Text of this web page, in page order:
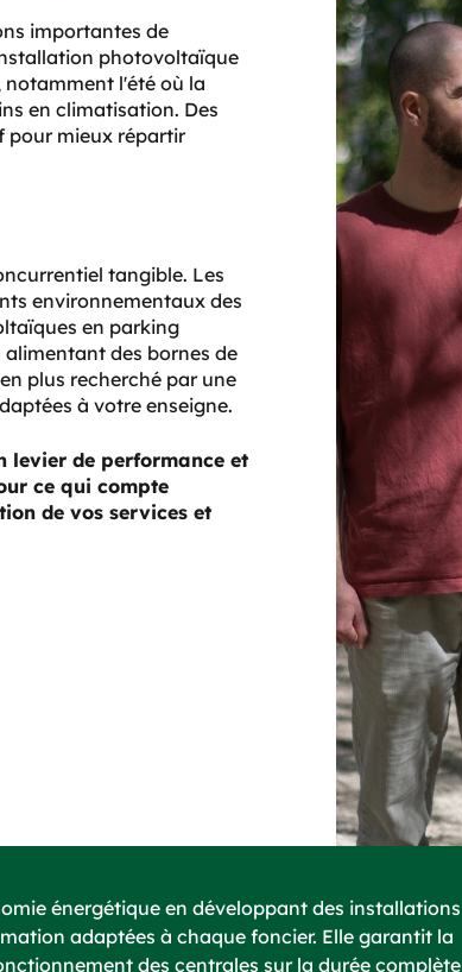
importantes de
photovoltaïque
l'été où la
en climatisation. Des
pour mieux répartir
tangible. Les
environnementaux des
en parking
des bornes de
plus recherché par une
à votre enseigne.
levier de performance et
ce qui compte
de vos services et
énergétique en développant des installations
adaptées à chaque foncier. Elle garantit la
des centrales sur la durée complète